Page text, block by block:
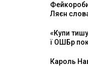
Ляєн
«Купи
ї ОШБр
Кароль